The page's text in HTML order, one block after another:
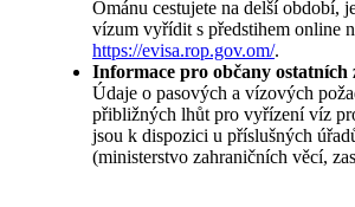
Ománu cestujete na delší období,
vízum vyřídit s předstihem online
https://evisa.rop.gov.om/.
Informace pro občany ostatních
Údaje o pasových a vízových
přibližných lhůt pro vyřízení víz
jsou k dispozici u příslušných
(ministerstvo zahraničních věcí,